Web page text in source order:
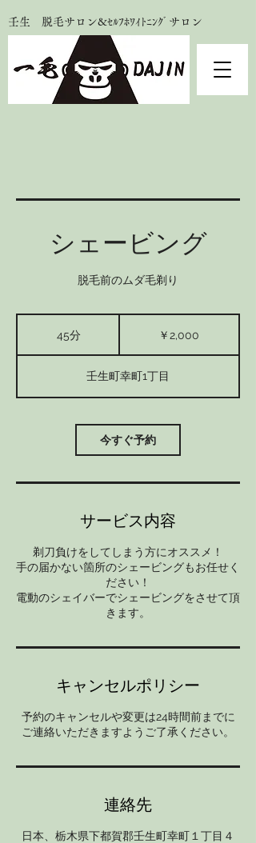
壬生 脱毛サロン&ｾﾙﾌﾎﾜｲﾄﾆﾝｸﾞサロン
シェービング
脱毛前のムダ毛剃り
45分4
￥2,000
壬生町幸町1丁目
今すぐ予約
サービス内容
剃刀負けをしてしまう方にオススメ！
手の届かない箇所のシェービングもお任せく
ださい！
電動のシェイバーでシェービングをさせて頂
きます。
キャンセルポリシー
予約のキャンセルや変更は24時間前までに
ご連絡いただきますようご了承ください。
連絡先
日本、栃木県下都賀郡壬生町幸町１丁目４